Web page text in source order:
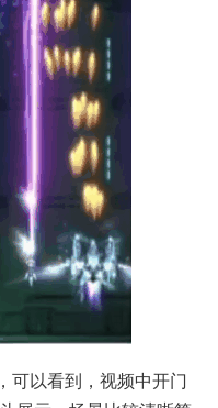
可以看到，视频中开门